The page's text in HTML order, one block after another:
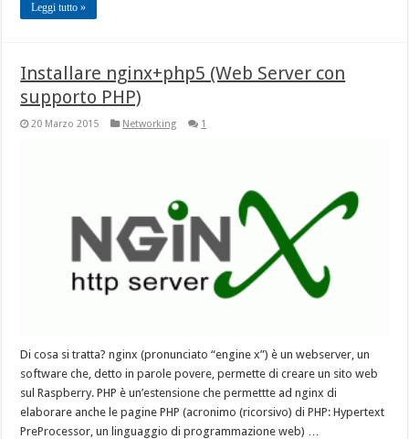
Leggi tutto »
Installare nginx+php5 (Web Server con
supporto PHP)
20 Marzo 2015 Networking 1
Di cosa si tratta? nginx (pronunciato “engine x”) è un webserver, un
software che, detto in parole povere, permette di creare un sito web
sul Raspberry. PHP è un’estensione che permettte ad nginx di
elaborare anche le pagine PHP (acronimo (ricorsivo) di PHP: Hypertext
PreProcessor, un linguaggio di programmazione web) …